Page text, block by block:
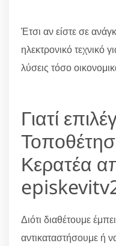
Έτσι αν είστε σε
ηλεκτρονικό τεχνικό
λύσεις τόσο
Γιατί
Κερατέα
Διότι διαθέτουμε
αντικαταστήσουμε ή